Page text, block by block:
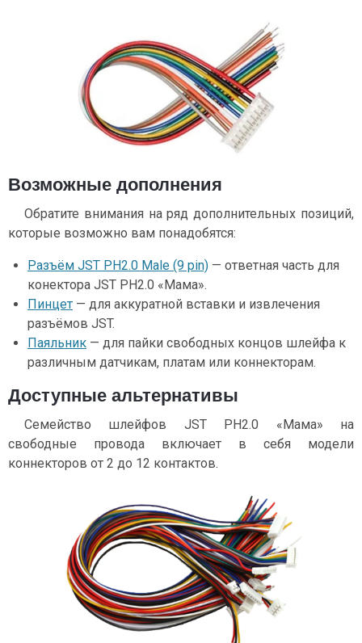
Возможные дополнения
Обратите внимания на ряд дополнительных позиций,
которые возможно вам понадобятся:
Разъём JST PH2.0 Male (9 pin) — ответная часть для
конектора JST PH2.0 «Мама».
Пинцет — для аккуратной вставки и извлечения
разъёмов JST.
Паяльник — для пайки свободных концов шлейфа к
различным датчикам, платам или коннекторам.
Доступные альтернативы
Семейство шлейфов JST PH2.0 «Мама» на
свободные провода включает в себя модели
коннекторов от 2 до 12 контактов.